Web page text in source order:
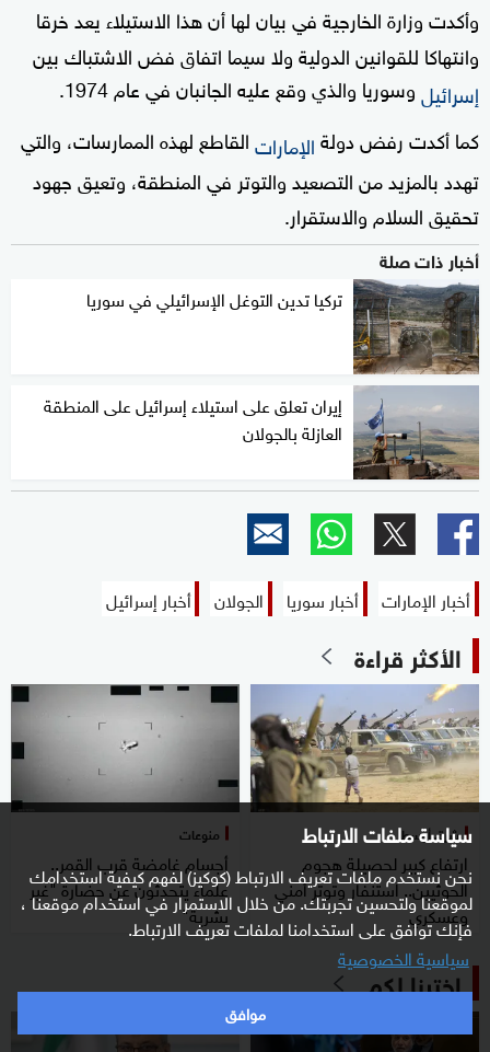
سياسة ملفات الارتباط
نحن نستخدم ملفات تعريف الارتباط (كوكيز) لفهم كيفية استخدامك
لموقعنا ولتحسين تجربتك. من خلال الاستمرار في استخدام موقعنا ،
فإنك توافق على استخدامنا لملفات تعريف الارتباط.
سياسية الخصوصية
موافق
وأكدت وزارة الخارجية في بيان لها أن هذا الاستيلاء يعد خرقا
وانتهاكا للقوانين الدولية ولا سيما اتفاق فض الاشتباك بين
إسرائيلوسوريا والذي وقع عليه الجانبان في عام 1974.
كما أكدت رفض دولةالإماراتالقاطع لهذه الممارسات، والتي
تهدد بالمزيد من التصعيد والتوتر في المنطقة، وتعيق جهود
تحقيق السلام والاستقرار.
أخبار ذات صلة
تركيا تدين التوغل الإسرائيلي في سوريا
إيران تعلق على استيلاء إسرائيل على المنطقة
العازلة بالجولان
أخبار الإمارات أخبار سوريا الجولان أخبار إسرائيل
الأكثر قراءة
شرق أوسط
ارتفاع كبير لحصيلة هجوم
الحوثيين.. استنفار وتوتر أمني
وعسكري
منوعات
أجسام غامضة قرب القمر..
علماء يتحدثون عن حضارة "غير
بشرية"
اخترنا لكم